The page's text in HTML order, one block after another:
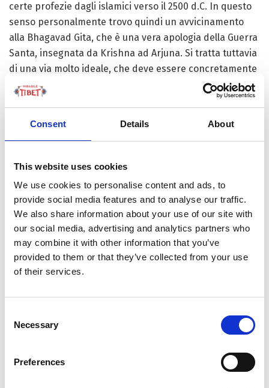
Consent Details About
This website uses cookies
We use cookies to personalise content and ads, to
provide social media features and to analyse our traffic.
We also share information about your use of our site with
our social media, advertising and analytics partners who
may combine it with other information that you’ve
provided to them or that they’ve collected from your use
of their services.
Selection
Necessary
Preferences
certe profezie dagli islamici verso il 2500 d.C. In questo
senso personalmente trovo quindi un avvicinamento
alla Bhagavad Gita, che è una vera apologia della Guerra
Santa, insegnata da Krishna ad Arjuna. Si tratta tuttavia
di una via molto ideale, che deve essere concretamente
applicata solo in casi estremi (come quello previsto
dalle profezie). Altrimenti la via del guerriero deve
esteriormente come via di combattimento tra forze
stadio del Completamento del Kalachakra e quello di
tutti gli altri Tantra. Al di fuori di qualche Mahasiddha
indiano, non credo che siano stati in molti a realizzarlo.
Forse neanche tra i Jonangpa, che focalizzano la propria
pratica su questo Tantra come i Sakyapa si focalizzano
su Hevajra. Qual è la differenza fondamentale? Negli
laterali nel canale di energia centrale, sciogliere
l’energia rossa femminile del chakra dell’ombelico e
quella bianca maschile del chakra della corona
sperimentare quindi la Chiara Luce dal proprio cuore.